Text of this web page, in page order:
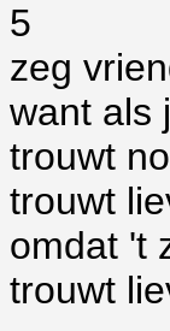
5
zeg
want als
trouwt
trouwt
omdat 't
trouwt